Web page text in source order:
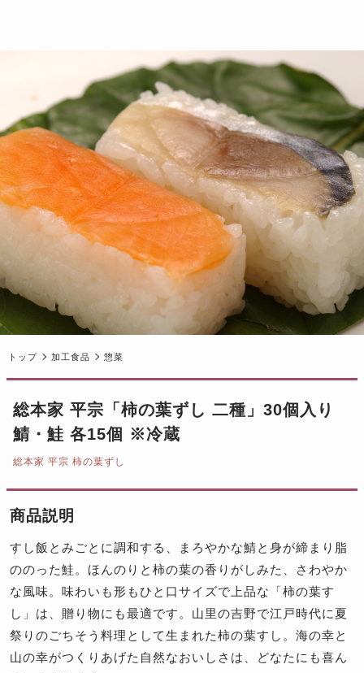
トップ 加工食品 惣菜
総本家 平宗「柿の葉ずし 二種」30個入り
鯖・鮭 各15個 ※冷蔵
総本家 平宗 柿の葉ずし
商品説明
すし飯とみごとに調和する、まろやかな鯖と身が締まり脂
ののった鮭。ほんのりと柿の葉の香りがしみた、さわやか
な風味。味わいも形もひと口サイズで上品な「柿の葉す
し」は、贈り物にも最適です。山里の吉野で江戸時代に夏
祭りのごちそう料理として生まれた柿の葉すし。海の幸と
山の幸がつくりあげた自然なおいしさは、どなたにも喜ん